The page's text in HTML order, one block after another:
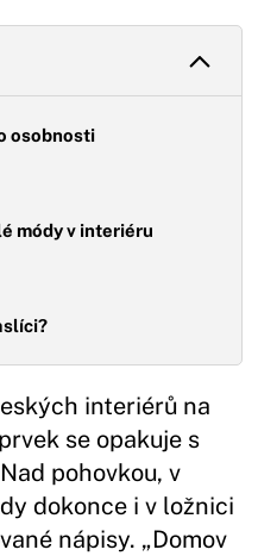
osobnosti
módy v interiéru
interiérů na
se opakuje s
pohovkou, v
dokonce i v ložnici
nápisy. „Domov